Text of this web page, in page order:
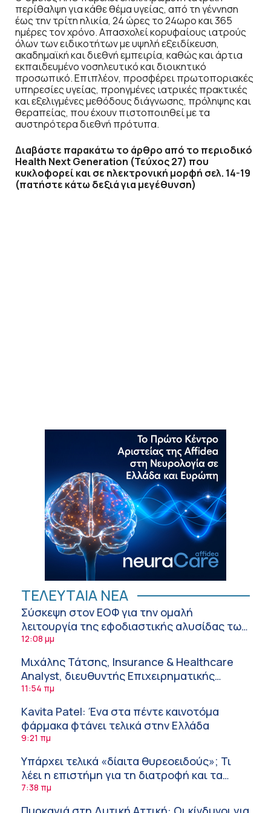
περίθαλψη για κάθε θέμα υγείας, από τη γέννηση
έως την τρίτη ηλικία, 24 ώρες το 24ωρο και 365
ημέρες τον χρόνο. Απασχολεί κορυφαίους ιατρούς
όλων των ειδικοτήτων με υψηλή εξειδίκευση,
ακαδημαϊκή και διεθνή εμπειρία, καθώς και άρτια
εκπαιδευμένο νοσηλευτικό και διοικητικό
προσωπικό. Επιπλέον, προσφέρει πρωτοποριακές
υπηρεσίες υγείας, προηγμένες ιατρικές πρακτικές
και εξελιγμένες μεθόδους διάγνωσης, πρόληψης και
θεραπείας, που έχουν πιστοποιηθεί με τα
αυστηρότερα διεθνή πρότυπα.
Διαβάστε παρακάτω το άρθρο από το περιοδικό
Health Next Generation (Τεύχος 27) που
κυκλοφορεί και σε ηλεκτρονική μορφή σελ. 14-19
(πατήστε κάτω δεξιά για μεγέθυνση)
ΤΕΛΕΥΤΑΙΑ ΝΕΑ
Σύσκεψη στον ΕΟΦ για την ομαλή
λειτουργία της εφοδιαστικής αλυσίδας των
φαρμάκων στη διάρκεια του καλοκαιριού
12:08 μμ
Μιχάλης Τάτσης, Insurance & Healthcare
Analyst, διευθυντής Επιχειρηματικής
Ανάπτυξης Ομίλου HHG
11:54 πμ
Kavita Patel: Ένα στα πέντε καινοτόμα
φάρμακα φτάνει τελικά στην Ελλάδα
9:21 πμ
Υπάρχει τελικά «δίαιτα θυρεοειδούς»; Τι
λέει η επιστήμη για τη διατροφή και τα
συμπληρώματα
7:38 πμ